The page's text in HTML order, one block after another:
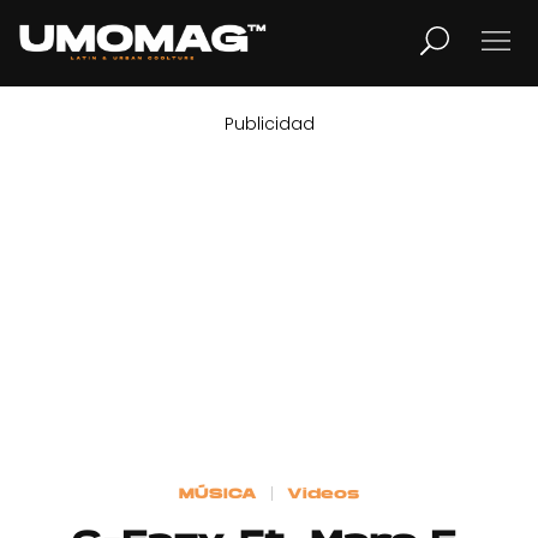
LIFESTYLE
Publicidad
MÚSICA Videos